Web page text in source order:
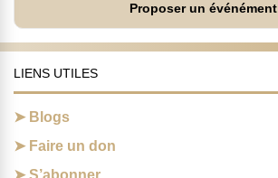
Proposer un événément
LIENS UTILES
Blogs
Faire un don